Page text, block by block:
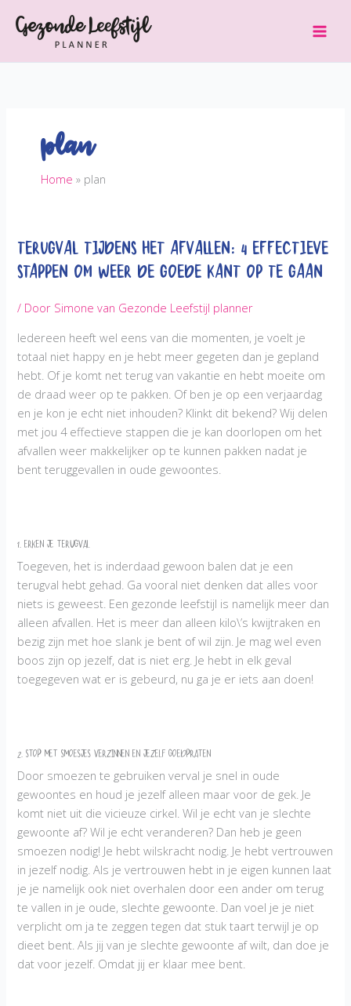
naar
inhoud
plan
Home plan
Terugval tijdens het afvallen: 4 effectieve
stappen om weer de goede kant op te gaan
/ Door Simone van Gezonde Leefstijl planner
Iedereen heeft wel eens van die momenten, je voelt je
totaal niet happy en je hebt meer gegeten dan je gepland
hebt. Of je komt net terug van vakantie en hebt moeite om
de draad weer op te pakken. Of ben je op een verjaardag
en je kon je echt niet inhouden? Klinkt dit bekend? Wij delen
met jou 4 effectieve stappen die je kan doorlopen om het
afvallen weer makkelijker op te kunnen pakken nadat je
bent teruggevallen in oude gewoontes.
1. Erken je terugval
Toegeven, het is inderdaad gewoon balen dat je een
terugval hebt gehad. Ga vooral niet denken dat alles voor
niets is geweest. Een gezonde leefstijl is namelijk meer dan
alleen afvallen. Het is meer dan alleen kilo\’s kwijtraken en
bezig zijn met hoe slank je bent of wil zijn. Je mag wel even
boos zijn op jezelf, dat is niet erg. Je hebt in elk geval
toegegeven wat er is gebeurd, nu ga je er iets aan doen!
2. Stop met smoesjes verzinnen en jezelf goedpraten
Door smoezen te gebruiken verval je snel in oude
gewoontes en houd je jezelf alleen maar voor de gek. Je
komt niet uit die vicieuze cirkel. Wil je echt van je slechte
gewoonte af? Wil je echt veranderen? Dan heb je geen
smoezen nodig! Je hebt wilskracht nodig. Je hebt vertrouwen
in jezelf nodig. Als je vertrouwen hebt in je eigen kunnen laat
je je namelijk ook niet overhalen door een ander om terug
te vallen in je oude, slechte gewoonte. Dan voel je je niet
verplicht om ja te zeggen tegen dat stuk taart terwijl je op
dieet bent. Als jij van je slechte gewoonte af wilt, dan doe je
dat voor jezelf. Omdat jij er klaar mee bent.